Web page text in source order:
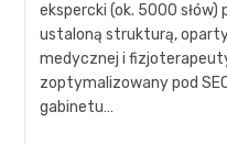
ekspercki (ok. 5000
ustaloną strukturą,
medycznej i
zoptymalizowany pod
gabinetu…